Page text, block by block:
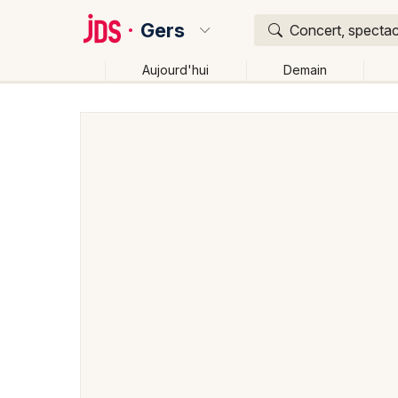
Gers Concert,
Aujourd'hui Demain